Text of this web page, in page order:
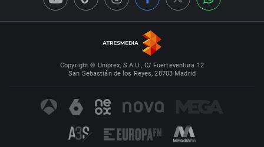
Copyright © Uniprex, S.A.U., C/ Fuerteventura 12
San Sebastián de los Reyes, 28703 Madrid